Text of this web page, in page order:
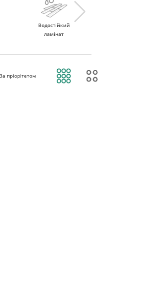
Водостійкий
ламінат
За пріорітетом